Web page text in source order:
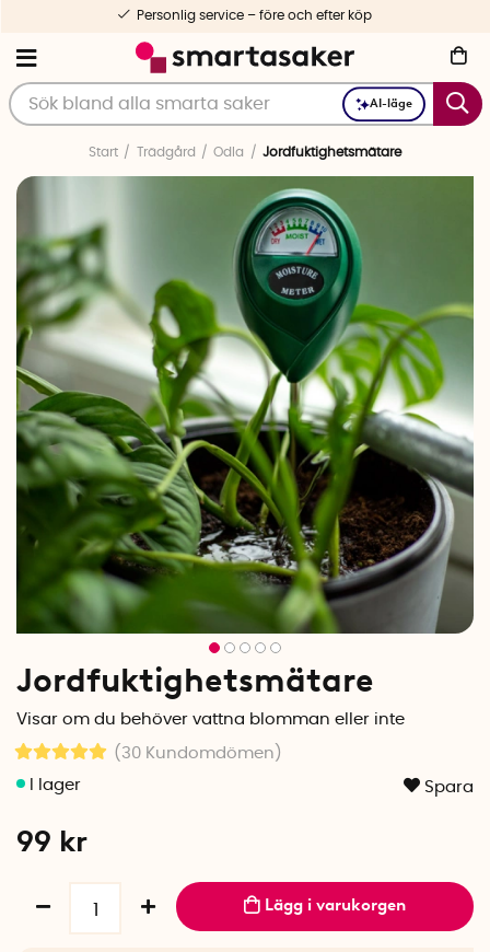
AI-läge
Personlig service – före och efter köp
Start Trädgård Odla Jordfuktighetsmätare
Jordfuktighetsmätare
Visar om du behöver vattna blomman eller inte
(30 Kundomdömen )
Spara
99 kr
Lägg i varukorgen